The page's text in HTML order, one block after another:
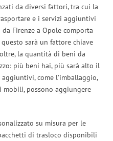
da diversi fattori, tra cui la
e i servizi aggiuntivi
Firenze a Opole comporta
sarà un fattore chiave
la quantità di beni da
più beni hai, più sarà alto il
come l’imballaggio,
possono aggiungere
su misura per le
di trasloco disponibili